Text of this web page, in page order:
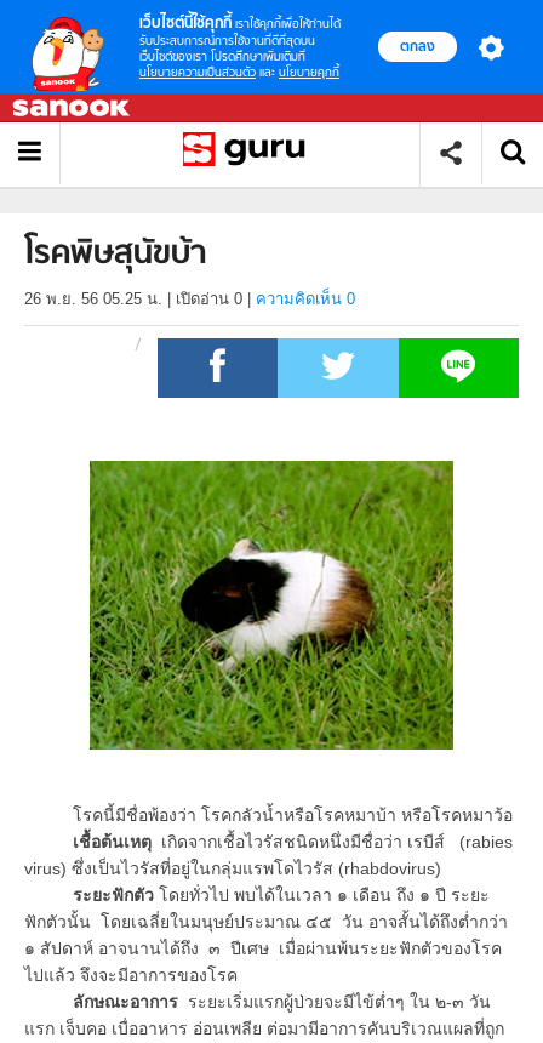
เว็บไซต์นี้ใช้คุกกี้ เราใช้คุกกี้เพื่อให้ท่านได้
รับประสบการณ์การใช้งานที่ดีที่สุดบน
เว็บไซต์ของเรา โปรดศึกษาเพิ่มเติมที่
นโยบายความเป็นส่วนตัว และ นโยบายคุกกี้
ตกลง
โรคพิษสุนัขบ้า
26 พ.ย. 56 05.25 น. เปิดอ่าน 0 ความคิดเห็น 0
โรคนี้มีชื่อพ้องว่า โรคกลัวน้ำหรือโรคหมาบ้า หรือโรคหมาว้อ
เชื้อต้นเหตุ เกิดจากเชื้อไวรัสชนิดหนึ่งมีชื่อว่า เรบีส์ (rabies
virus) ซึ่งเป็นไวรัสที่อยู่ในกลุ่มแรพโดไวรัส (rhabdovirus)
ระยะฟักตัว โดยทั่วไป พบได้ในเวลา ๑ เดือน ถึง ๑ ปี ระยะ
ฟักตัวนั้น โดยเฉลี่ยในมนุษย์ประมาณ ๔๕ วัน อาจสั้นได้ถึงต่ำกว่า
๑ สัปดาห์ อาจนานได้ถึง ๓ ปีเศษ เมื่อผ่านพ้นระยะฟักตัวของโรค
ไปแล้ว จึงจะมีอาการของโรค
ลักษณะอาการ ระยะเริ่มแรกผู้ป่วยจะมีไข้ต่ำๆ ใน ๒-๓ วัน
แรก เจ็บคอ เบื่ออาหาร อ่อนเพลีย ต่อมามีอาการคันบริเวณแผลที่ถูก